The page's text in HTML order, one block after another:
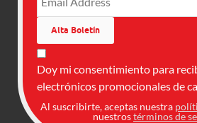
Doy mi consentimiento para
electrónicos promocionales de
Al suscribirte, aceptas nuestra
nuestrostérminos de